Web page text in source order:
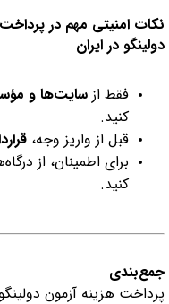
نکات امنیتی مهم در
دولینگو در ایران
فقط ازسایت‌ها و
کنید.
قبل از واریز وجه،
کنید.
جمع‌بندی
پرداخت هزینه آزمون